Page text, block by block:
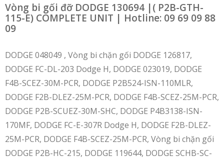
Vòng bi gối đỡ DODGE 130694 |( P2B-GTH-
115-E) COMPLETE UNIT | Hotline: 09 69 09 88
09
DODGE 048049 , Vòng bi chặn gối DODGE 126817,
DODGE FC-DL-203 Dodge H, DODGE 023019, DODGE
F4B-SCEZ-30M-PCR, DODGE P2B524-ISN-110MLR,
DODGE F2B-DLEZ-25M-PCR, DODGE F4B-SCEZ-25M-PCR,
DODGE P2B-SCUEZ-30M-SHC, DODGE P4B3138-ISN-
170MF, DODGE FC-E-307R Dodge H, DODGE F2B-DLEZ-
25M-PCR, DODGE F4B-SCEZ-25M-PCR, Vòng bi chặn gối
DODGE P2B-HC-215, DODGE 119644, DODGE SCHB-SC-